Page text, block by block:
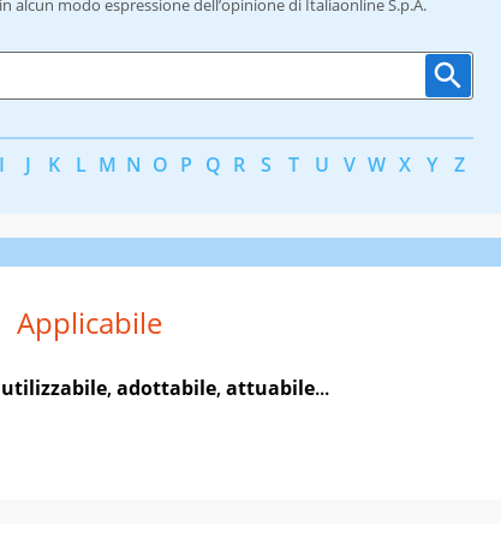
I J K L M N O P Q R S T U V W X Y Z
Applicabile
utilizzabile,adottabile,attuabile...